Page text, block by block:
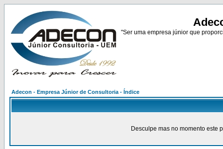
"Ser uma empresa júnior que
Adecon - Empresa Júnior de Consultoria - Índice
Desculpe mas no momento este